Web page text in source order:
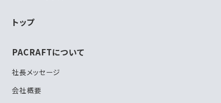
トップ
PACRAFTについて
社長メッセージ
会社概要